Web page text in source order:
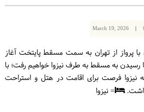
March 19, 2026 |
با پرواز از تهران به سمت مسقط پایتخت آغاز
رسیدن به مسقط به طرف نیزوا خواهیم رفت؛ با
نیزوا فرصت برای اقامت در هتل و استراحت
= نیزوا